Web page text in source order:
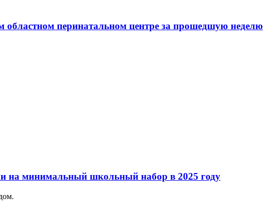
перинатальном центре за прошедшую неделю
на минимальный школьный набор в 2025 году